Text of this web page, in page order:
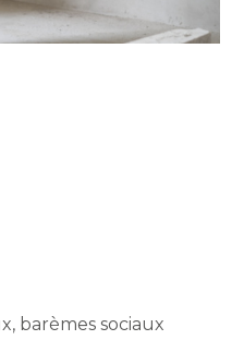
barèmes sociaux